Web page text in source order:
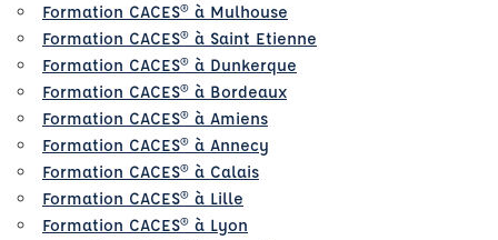
Formation CACES® à Mulhouse
Formation CACES® à Saint Etienne
Formation CACES® à Dunkerque
Formation CACES® à Bordeaux
Formation CACES® à Amiens
Formation CACES® à Annecy
Formation CACES® à Calais
Formation CACES® à Lille
Formation CACES® à Lyon